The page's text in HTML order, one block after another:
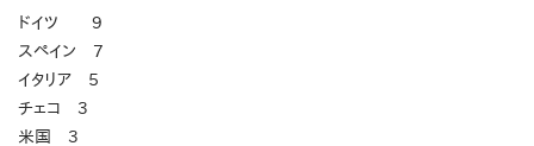
ドイツ 9
スペイン 7
イタリア 5
チェコ 3
米国 3